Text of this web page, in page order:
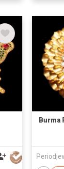
Burma